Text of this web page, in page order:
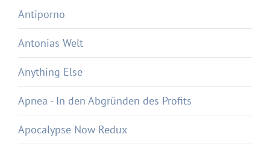
Antiporno
Antonias Welt
Anything Else
Apnea - In den Abgründen des Profits
Apocalypse Now Redux